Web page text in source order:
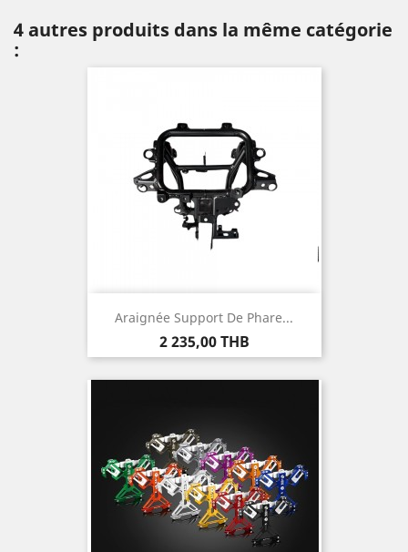
4 autres produits dans la même catégorie
:
Araignée Support De Phare...
Prix
2 235,00 THB